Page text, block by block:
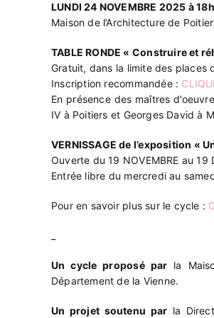
LUNDI 24 NOVEMBRE 2025 à
Maison de l’Architecture de
TABLE RONDE « Construire et
Gratuit, dans la limite des places
Inscription recommandée :
En présence des maîtres
IV à Poitiers et Georges David à
VERNISSAGE de l’exposition «
Ouverte du 19 NOVEMBRE au 19
Entrée libre du mercredi au
Pour en savoir plus sur le cycle :
Un cycle proposé par la
Département de la Vienne.
Un projet soutenu par la